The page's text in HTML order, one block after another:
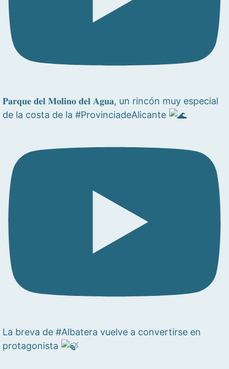
𝐏𝐚𝐫𝐪𝐮𝐞 𝐝𝐞𝐥 𝐌𝐨𝐥𝐢𝐧𝐨 𝐝𝐞𝐥 𝐀𝐠𝐮𝐚, un rincón muy especial
de la costa de la #ProvinciadeAlicante
La breva de #Albatera vuelve a convertirse en
protagonista